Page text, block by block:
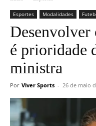
Esportes Modalidades
é prioridade
ministra
Por Viver Sports - 26 de maio